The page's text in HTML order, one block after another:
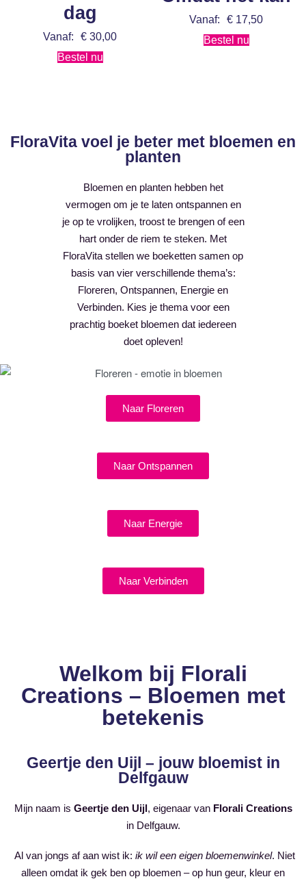
dag
Vanaf: € 30,00
Bestel nu
Vanaf: € 17,50
Bestel nu
FloraVita voel je beter met bloemen en
planten
Bloemen en planten hebben het
vermogen om je te laten ontspannen en
je op te vrolijken, troost te brengen of een
hart onder de riem te steken. Met
FloraVita stellen we boeketten samen op
basis van vier verschillende thema’s:
Floreren, Ontspannen, Energie en
Verbinden. Kies je thema voor een
prachtig boeket bloemen dat iedereen
doet opleven!
Naar Floreren
Naar Ontspannen
Naar Energie
Naar Verbinden
Welkom bij Florali
Creations – Bloemen met
betekenis
Geertje den Uijl – jouw bloemist in
Delfgauw
Mijn naam is Geertje den Uijl, eigenaar van Florali Creations
in Delfgauw.
Al van jongs af aan wist ik: ik wil een eigen bloemenwinkel. Niet
alleen omdat ik gek ben op bloemen – op hun geur, kleur en